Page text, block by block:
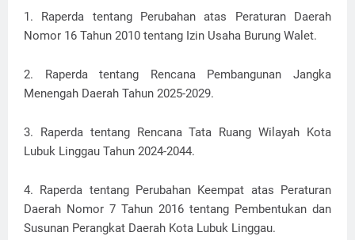
1. Raperda tentang Perubahan atas Peraturan Daerah
Nomor 16 Tahun 2010 tentang Izin Usaha Burung Walet.
2. Raperda tentang Rencana Pembangunan Jangka
Menengah Daerah Tahun 2025-2029.
3. Raperda tentang Rencana Tata Ruang Wilayah Kota
Lubuk Linggau Tahun 2024-2044.
4. Raperda tentang Perubahan Keempat atas Peraturan
Daerah Nomor 7 Tahun 2016 tentang Pembentukan dan
Susunan Perangkat Daerah Kota Lubuk Linggau.